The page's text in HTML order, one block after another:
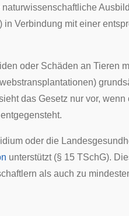
Verbindung mit einer
oder Schäden an Tieren
das Gesetz nur vor,
oder die
unterstützt (§ 15 TSchG).
als auch zu